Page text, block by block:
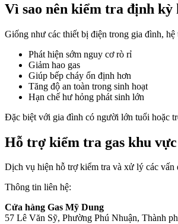
Vì sao nên kiểm tra định kỳ
Giống như các thiết bị điện trong gia đình,
Phát hiện sớm nguy cơ rò rỉ
Giảm hao gas
Giúp bếp cháy ổn định hơn
Tăng độ an toàn trong sinh hoạt
Hạn chế hư hỏng phát sinh lớn
Đặc biệt với gia đình có người lớn tuổi hoặc
Hỗ trợ kiểm tra gas khu
Dịch vụ hiện hỗ trợ kiểm tra và xử lý các vấn
Thông tin liên hệ:
Cửa hàng Gas Mỹ Dung
57 Lê Văn Sỹ, Phường Phú Nhuận, Thành